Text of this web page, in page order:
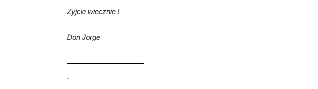
Zyjcie wiecznie !
Don Jorge
——————————–
.